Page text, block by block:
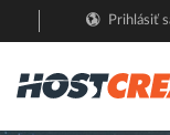
Prihlásiť